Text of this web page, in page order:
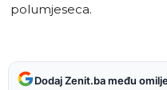
polumjeseca.
Dodaj Zenit.ba među